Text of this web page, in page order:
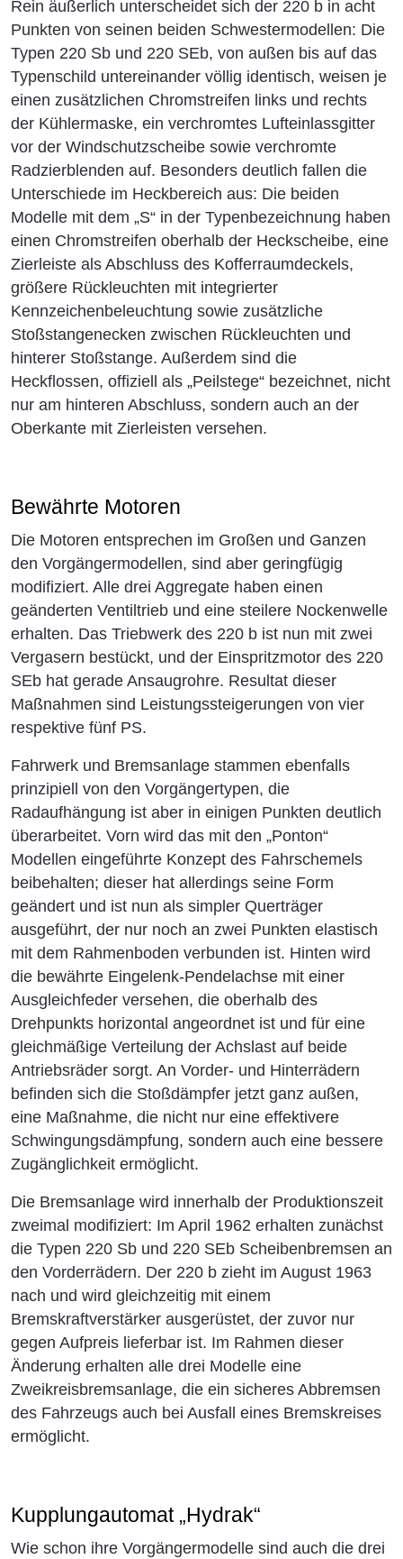
Rein äußerlich unterscheidet sich der 220 b in acht
Punkten von seinen beiden Schwestermodellen: Die
Typen 220 Sb und 220 SEb, von außen bis auf das
Typenschild untereinander völlig identisch, weisen je
einen zusätzlichen Chromstreifen links und rechts
der Kühlermaske, ein verchromtes Lufteinlassgitter
vor der Windschutzscheibe sowie verchromte
Radzierblenden auf. Besonders deutlich fallen die
Unterschiede im Heckbereich aus: Die beiden
Modelle mit dem „S“ in der Typenbezeichnung haben
einen Chromstreifen oberhalb der Heckscheibe, eine
Zierleiste als Abschluss des Kofferraumdeckels,
größere Rückleuchten mit integrierter
Kennzeichenbeleuchtung sowie zusätzliche
Stoßstangenecken zwischen Rückleuchten und
hinterer Stoßstange. Außerdem sind die
Heckflossen, offiziell als „Peilstege“ bezeichnet, nicht
nur am hinteren Abschluss, sondern auch an der
Oberkante mit Zierleisten versehen.
Bewährte Motoren
Die Motoren entsprechen im Großen und Ganzen
den Vorgängermodellen, sind aber geringfügig
modifiziert. Alle drei Aggregate haben einen
geänderten Ventiltrieb und eine steilere Nockenwelle
erhalten. Das Triebwerk des 220 b ist nun mit zwei
Vergasern bestückt, und der Einspritzmotor des 220
SEb hat gerade Ansaugrohre. Resultat dieser
Maßnahmen sind Leistungssteigerungen von vier
respektive fünf PS.
Fahrwerk und Bremsanlage stammen ebenfalls
prinzipiell von den Vorgängertypen, die
Radaufhängung ist aber in einigen Punkten deutlich
überarbeitet. Vorn wird das mit den „Ponton“
Modellen eingeführte Konzept des Fahrschemels
beibehalten; dieser hat allerdings seine Form
geändert und ist nun als simpler Querträger
ausgeführt, der nur noch an zwei Punkten elastisch
mit dem Rahmenboden verbunden ist. Hinten wird
die bewährte Eingelenk-Pendelachse mit einer
Ausgleichfeder versehen, die oberhalb des
Drehpunkts horizontal angeordnet ist und für eine
gleichmäßige Verteilung der Achslast auf beide
Antriebsräder sorgt. An Vorder- und Hinterrädern
befinden sich die Stoßdämpfer jetzt ganz außen,
eine Maßnahme, die nicht nur eine effektivere
Schwingungsdämpfung, sondern auch eine bessere
Zugänglichkeit ermöglicht.
Die Bremsanlage wird innerhalb der Produktionszeit
zweimal modifiziert: Im April 1962 erhalten zunächst
die Typen 220 Sb und 220 SEb Scheibenbremsen an
den Vorderrädern. Der 220 b zieht im August 1963
nach und wird gleichzeitig mit einem
Bremskraftverstärker ausgerüstet, der zuvor nur
gegen Aufpreis lieferbar ist. Im Rahmen dieser
Änderung erhalten alle drei Modelle eine
Zweikreisbremsanlage, die ein sicheres Abbremsen
des Fahrzeugs auch bei Ausfall eines Bremskreises
ermöglicht.
Kupplungautomat „Hydrak“
Wie schon ihre Vorgängermodelle sind auch die drei